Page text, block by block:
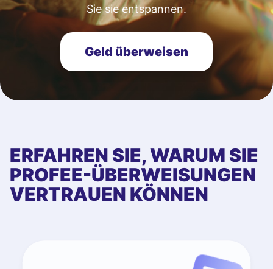
Sie sie entspannen.
Geld überweisen
ERFAHREN SIE, WARUM SIE
PROFEE-ÜBERWEISUNGEN
VERTRAUEN KÖNNEN